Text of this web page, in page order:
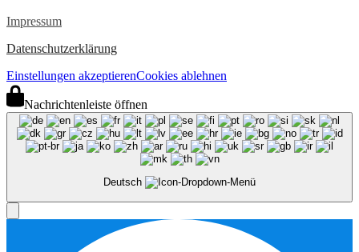
Impressum
Datenschutzerklärung
Einstellungen akzeptierenCookies ablehnen
Nachrichtenleiste öffnen
Deutsch